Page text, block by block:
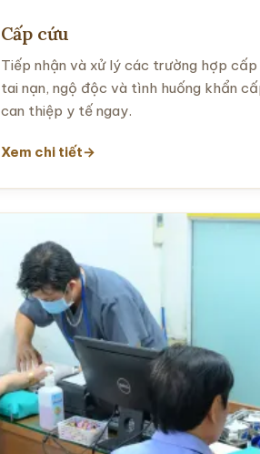
Cấp cứu
Tiếp nhận và xử lý các trường hợp cấp
tai nạn, ngộ độc và tình huống khẩn
can thiệp y tế ngay.
Xem chi tiết